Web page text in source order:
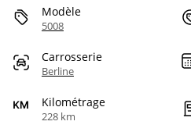
Modèle
5008
Carrosserie
Berline
Kilométrage
228 km